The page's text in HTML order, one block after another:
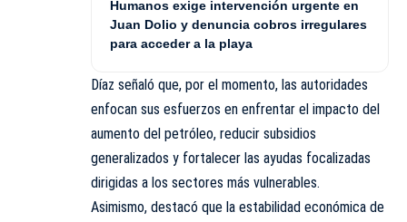
Humanos exige intervención urgente en
Juan Dolio y denuncia cobros irregulares
para acceder a la playa
Díaz señaló que, por el momento, las autoridades
enfocan sus esfuerzos en enfrentar el impacto del
aumento del petróleo, reducir subsidios
generalizados y fortalecer las ayudas focalizadas
dirigidas a los sectores más vulnerables.
Asimismo, destacó que la estabilidad económica de